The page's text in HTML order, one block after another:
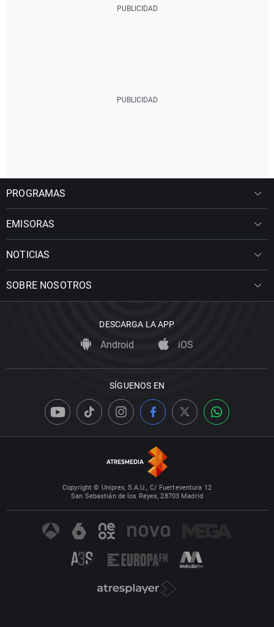
PROGRAMAS
EMISORAS
NOTICIAS
SOBRE NOSOTROS
DESCARGA LA APP
Android iOS
SÍGUENOS EN
Copyright © Uniprex, S.A.U., C/ Fuerteventura 12
San Sebastián de los Reyes, 28703 Madrid